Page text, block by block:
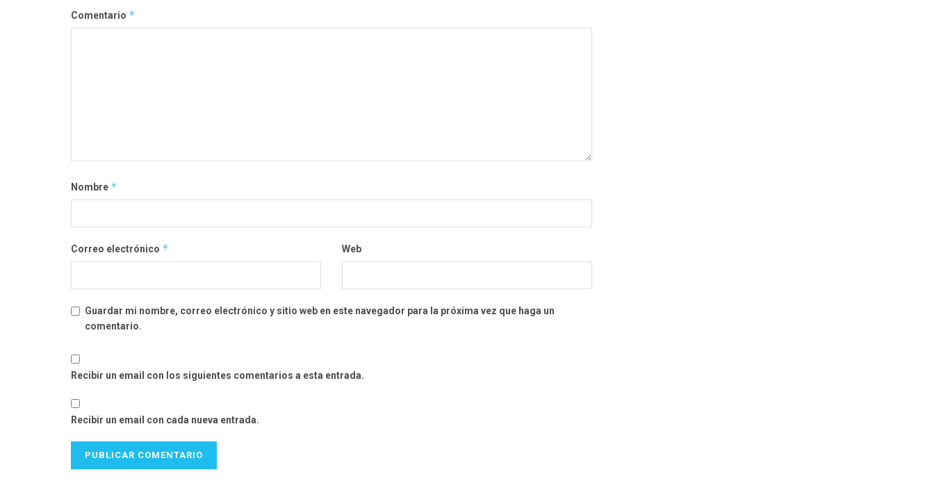
Comentario *
Nombre *
Correo electrónico * Web
Guardar mi nombre, correo electrónico y sitio web en este navegador para la próxima vez que haga un
comentario.
Recibir un email con los siguientes comentarios a esta entrada.
Recibir un email con cada nueva entrada.